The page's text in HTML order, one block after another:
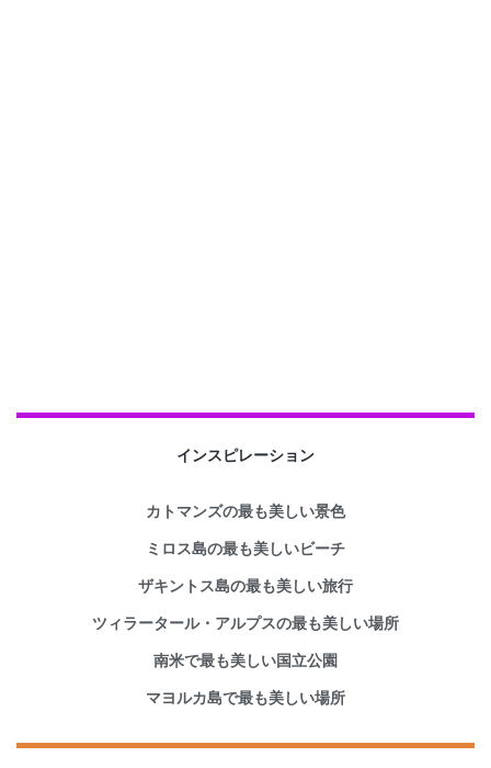
インスピレーション
カトマンズの最も美しい景色
ミロス島の最も美しいビーチ
ザキントス島の最も美しい旅行
ツィラータール・アルプスの最も美しい場所
南米で最も美しい国立公園
マヨルカ島で最も美しい場所